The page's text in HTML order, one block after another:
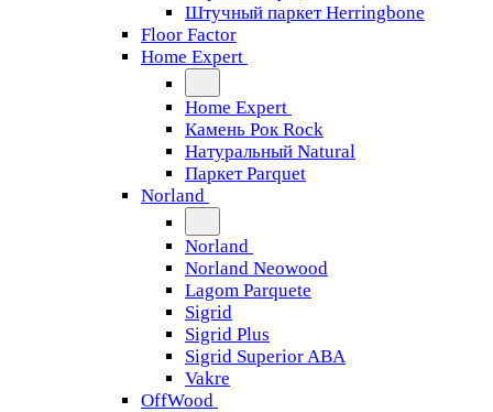
Штучный паркет Herringbone
Floor Factor
Home Expert
Home Expert
Камень Рок Rock
Натуральный Natural
Паркет Parquet
Norland
Norland
Norland Neowood
Lagom Parquete
Sigrid
Sigrid Plus
Sigrid Superior ABA
Vakre
OffWood